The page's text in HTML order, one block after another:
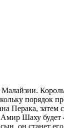
порядок
Перака,
Шаху
он станет